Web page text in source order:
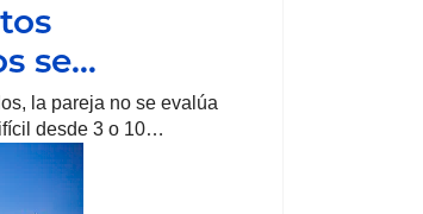
se…
la pareja no se evalúa
desde 3 o 10…